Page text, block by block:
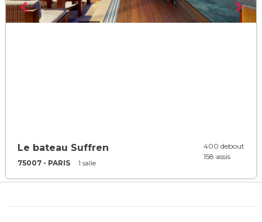
Le bateau Suffren
75007 - PARIS 1 salle
400 debout
158 assis